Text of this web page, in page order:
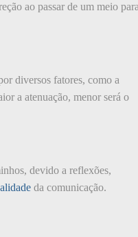
ao passar de um meio para
diversos fatores, como a
a atenuação, menor será o
devido a reflexões,
da comunicação.